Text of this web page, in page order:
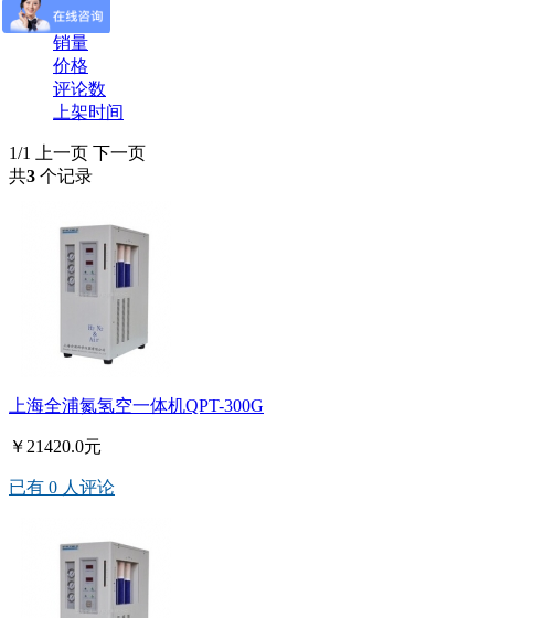
产品筛选：
销量
价格
评论数
上架时间
1/1 上一页 下一页
共3 个记录
上海全浦氮氢空一体机QPT-300G
￥21420.0元
已有 0 人评论